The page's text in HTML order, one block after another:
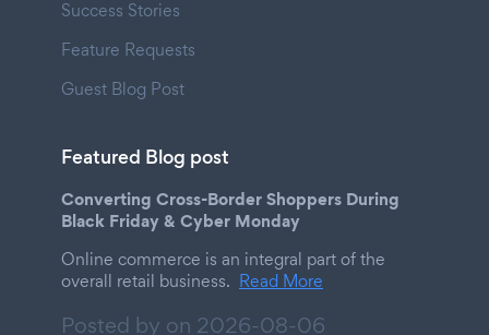
Success Stories
Feature Requests
Guest Blog Post
Featured Blog post
Converting Cross-Border Shoppers During
Black Friday & Cyber Monday
Online commerce is an integral part of the
overall retail business. Read More
Posted by on 2026-08-06